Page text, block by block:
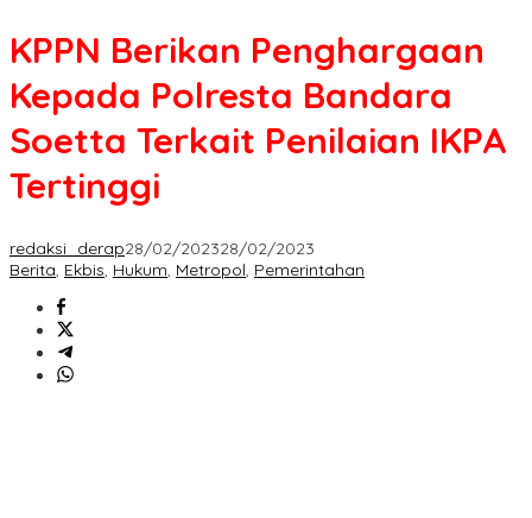
Kepada
Bandara
Terkait
IKPA
KPPN Berikan Penghargaan
Kepada Polresta Bandara
Soetta Terkait Penilaian IKPA
Tertinggi
redaksi_derap28/02/202328/02/2023
Berita, Ekbis, Hukum, Metropol, Pemerintahan